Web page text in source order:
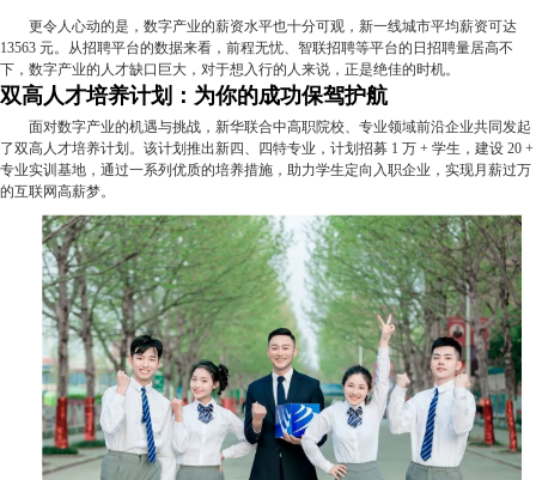
更令人心动的是，数字产业的薪资水平也十分可观，新一线城市平均薪资可达
13563 元。从招聘平台的数据来看，前程无忧、智联招聘等平台的日招聘量居高不
下，数字产业的人才缺口巨大，对于想入行的人来说，正是绝佳的时机。
双高人才培养计划：为你的成功保驾护航
面对数字产业的机遇与挑战，新华联合中高职院校、专业领域前沿企业共同发起
了双高人才培养计划。该计划推出新四、四特专业，计划招募 1 万 + 学生，建设 20 +
专业实训基地，通过一系列优质的培养措施，助力学生定向入职企业，实现月薪过万
的互联网高薪梦。